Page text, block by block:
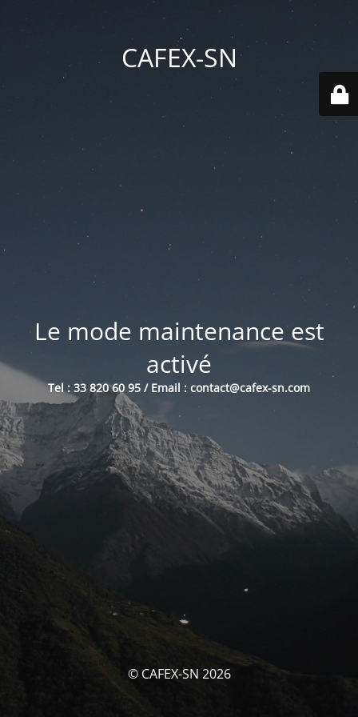
CAFEX-SN
Le mode maintenance est
activé
Tel : 33 820 60 95 / Email : contact@cafex-sn.com
© CAFEX-SN 2026